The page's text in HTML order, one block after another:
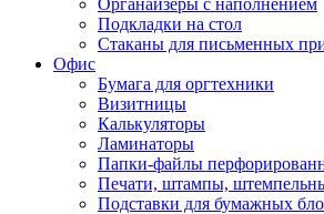
Органайзеры с наполнением
Подкладки на стол
Стаканы для письменных
Офис
Бумага для оргтехники
Визитницы
Калькуляторы
Ламинаторы
Папки-файлы
Печати, штампы,
Подставки для бумажных